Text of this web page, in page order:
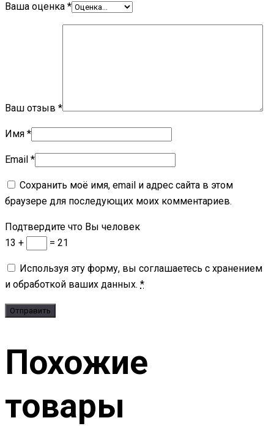
Ваша оценка *
Ваш отзыв *
Имя *
Email *
Сохранить моё имя, email и адрес сайта в этом
браузере для последующих моих комментариев.
Подтвердите что Вы человек
13 +
= 21
Используя эту форму, вы соглашаетесь с хранением
и обработкой ваших данных. *
Похожие
товары